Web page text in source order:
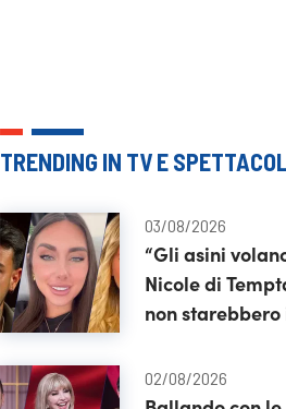
TRENDING IN TV E
03/08/2026
“Gli asini
Nicole di
non starebbero
02/08/2026